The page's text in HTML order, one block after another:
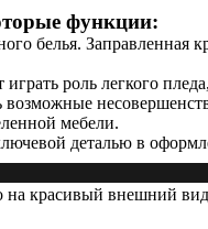
функции:
белья.
роль легкого
мебели.
деталью в
на красивый внешний